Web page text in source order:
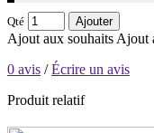
Qté Ajouter
Ajout aux souhaits Ajout
0 avis /Écrire un avis
Produit relatif